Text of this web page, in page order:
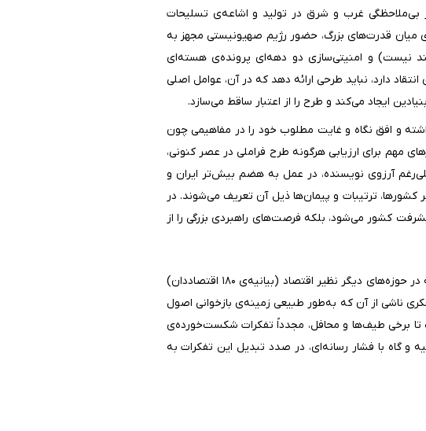
بی‌ملاحظگی غرب و شرق در تولید و اشاعه‌ی تسلیحات
میان قدرت‌های بزرگ، حضور رژیم صهیونیستی مجهز به
نیست) و امنیتی‌سازی دو دهه‌ای پرونده‌ی هسته‌ای
دارد، نباید طرحی ارائه دهد که در آن، عوامل اصلی
ایجاد می‌کند و طرح را از اعتبار ساقط می‌سازد.
و افق نگاه و غایت مطلوب خود را در مفاهیمی چون
مهم برای ارزیابی هرگونه طرح فراملی در عصر کنونی،
آرزوی نویسنده، در عمل به هضم بیش‌تر ایران و
ترتیبات و پیمان‌ها ذیل آن تعریف می‌شوند. در
کشور می‌شود، بلکه فرصت‌های راهبردی بزرگی را از
و در نهایت، سخن از تغییر پارادایم در سیاست خارجی کشور در برهه‌ی کنونی هم‌زمان با سخنانی مشابه در حوزه‌های دیگر نظیر اقتصاد (بیانیه‌ی ۱۸۰ اقتصاددان)
ناشی از آن که به‌طور طبیعی زمینه‌ی بازخوانی اصول
برخی طیف‌ها و محافل، مجدداً تفکرات شکست‌خورده‌ی
و گاه با فشار رسانه‌ای، در صدد تبدیل این تفکرات به